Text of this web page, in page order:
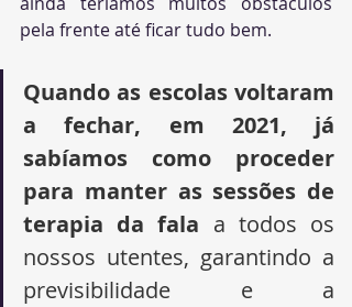
pela frente até ficar tudo bem.
Quando as escolas voltaram
a fechar, em 2021, já
sabíamos como proceder
para manter as sessões de
terapia da fala a todos os
nossos utentes, garantindo a
previsibilidade e a